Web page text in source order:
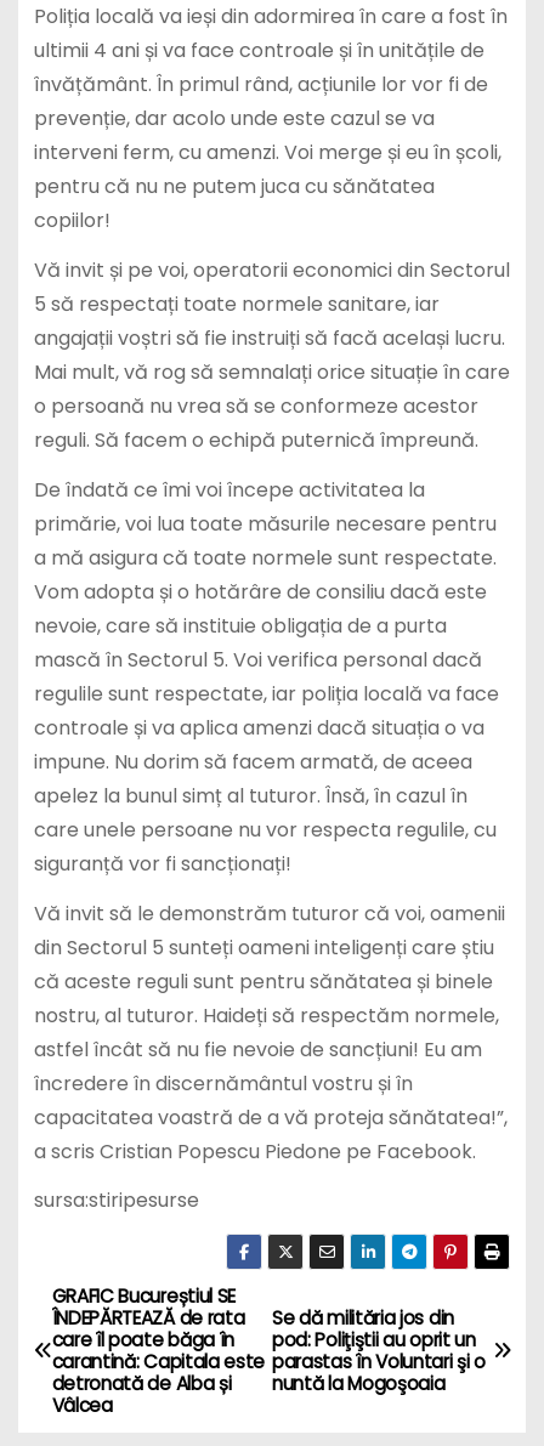
Poliția locală va ieși din adormirea în care a fost în
ultimii 4 ani și va face controale și în unitățile de
învățământ. În primul rând, acțiunile lor vor fi de
prevenție, dar acolo unde este cazul se va
interveni ferm, cu amenzi. Voi merge și eu în școli,
pentru că nu ne putem juca cu sănătatea
copiilor!
Vă invit și pe voi, operatorii economici din Sectorul
5 să respectați toate normele sanitare, iar
angajații voștri să fie instruiți să facă același lucru.
Mai mult, vă rog să semnalați orice situație în care
o persoană nu vrea să se conformeze acestor
reguli. Să facem o echipă puternică împreună.
De îndată ce îmi voi începe activitatea la
primărie, voi lua toate măsurile necesare pentru
a mă asigura că toate normele sunt respectate.
Vom adopta și o hotărâre de consiliu dacă este
nevoie, care să instituie obligația de a purta
mască în Sectorul 5. Voi verifica personal dacă
regulile sunt respectate, iar poliția locală va face
controale și va aplica amenzi dacă situația o va
impune. Nu dorim să facem armată, de aceea
apelez la bunul simț al tuturor. Însă, în cazul în
care unele persoane nu vor respecta regulile, cu
siguranță vor fi sancționați!
Vă invit să le demonstrăm tuturor că voi, oamenii
din Sectorul 5 sunteți oameni inteligenți care știu
că aceste reguli sunt pentru sănătatea și binele
nostru, al tuturor. Haideți să respectăm normele,
astfel încât să nu fie nevoie de sancțiuni! Eu am
încredere în discernământul vostru și în
capacitatea voastră de a vă proteja sănătatea!”,
a scris Cristian Popescu Piedone pe Facebook.
sursa:stiripesurse
P
o
s
Se dă milităria jos din
pod: Poliţiştii au oprit un
parastas în Voluntari şi o
nuntă la Mogoşoaia
GRAFIC Bucureștiul SE
ÎNDEPĂRTEAZĂ de rata
care îl poate băga în
carantină: Capitala este
detronată de Alba și
Vâlcea